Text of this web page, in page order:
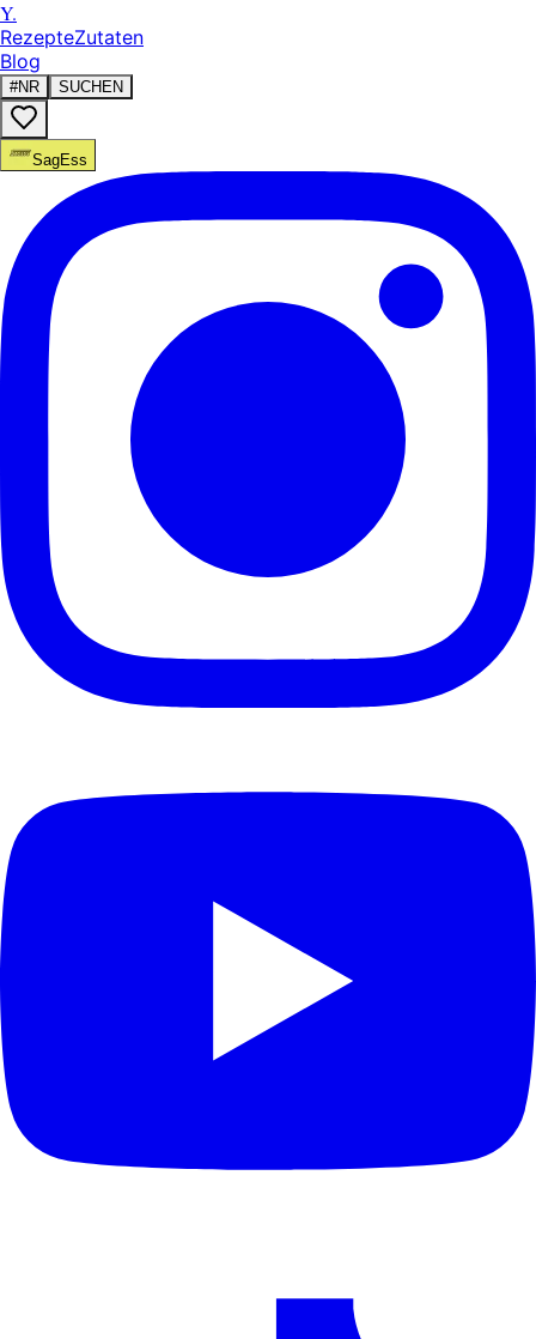
Y.
RezepteZutaten
Blog
#NR SUCHEN
SagEss